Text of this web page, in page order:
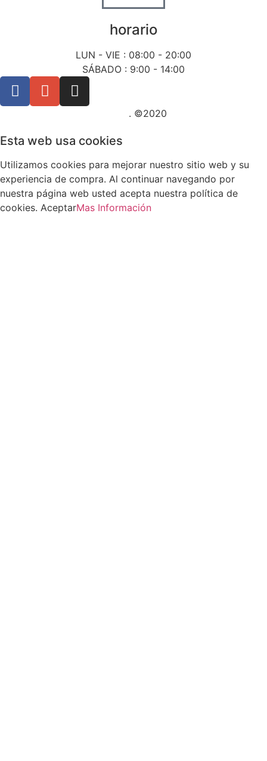
horario
LUN - VIE : 08:00 - 20:00
SÁBADO : 9:00 - 14:00
. ©2020
Esta web usa cookies
Utilizamos cookies para mejorar nuestro sitio web y su
experiencia de compra. Al continuar navegando por
nuestra página web usted acepta nuestra política de
cookies. AceptarMas Información